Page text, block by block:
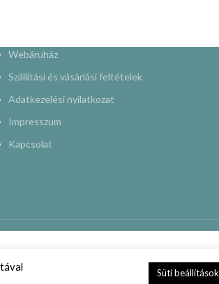
Webáruház
Szállítási és vásárlási feltételek
Adatkezelési nyilatkozat
Impresszum
Kapcsolat
Süti beállítások